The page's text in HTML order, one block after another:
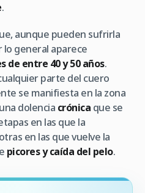
.
aunque pueden sufrirla
general aparece
de entre 40 y 50 años.
parte del cuero
se manifiesta en la zona
dolencia crónica que se
en las que la
en las que vuelve la
picores y caída del pelo.